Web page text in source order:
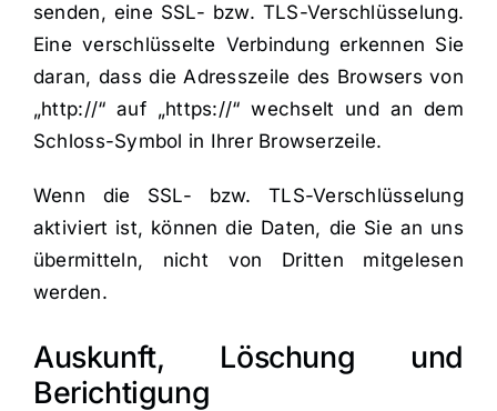
senden, eine SSL- bzw. TLS-Verschlüsselung.
Eine verschlüsselte Verbindung erkennen Sie
daran, dass die Adresszeile des Browsers von
„http://“ auf „https://“ wechselt und an dem
Schloss-Symbol in Ihrer Browserzeile.
Wenn die SSL- bzw. TLS-Verschlüsselung
aktiviert ist, können die Daten, die Sie an uns
übermitteln, nicht von Dritten mitgelesen
werden.
Auskunft, Löschung und
Berichtigung